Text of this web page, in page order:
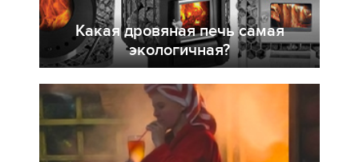
Какая дровяная печь самая
экологичная?